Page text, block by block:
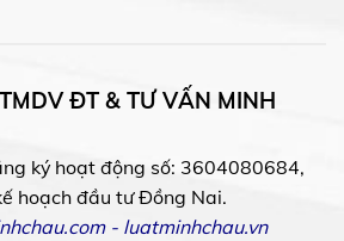
ĐT & TƯ VẤN MINH
ký hoạt động số: 3604080684,
hoạch đầu tư Đồng Nai.
- luatminhchau.vn